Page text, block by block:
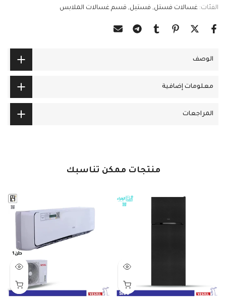
الفئات: غسالات فستل فستيل قسم غسالات الملابس
الوصف
معلومات إضافية
المراجعات
منتجات ممكن تناسبك